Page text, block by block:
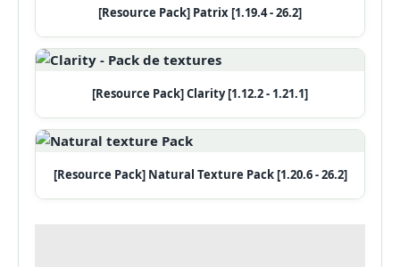
[Resource Pack] Patrix [1.19.4 - 26.2]
[Resource Pack] Clarity [1.12.2 - 1.21.1]
[Resource Pack] Natural Texture Pack [1.20.6 - 26.2]